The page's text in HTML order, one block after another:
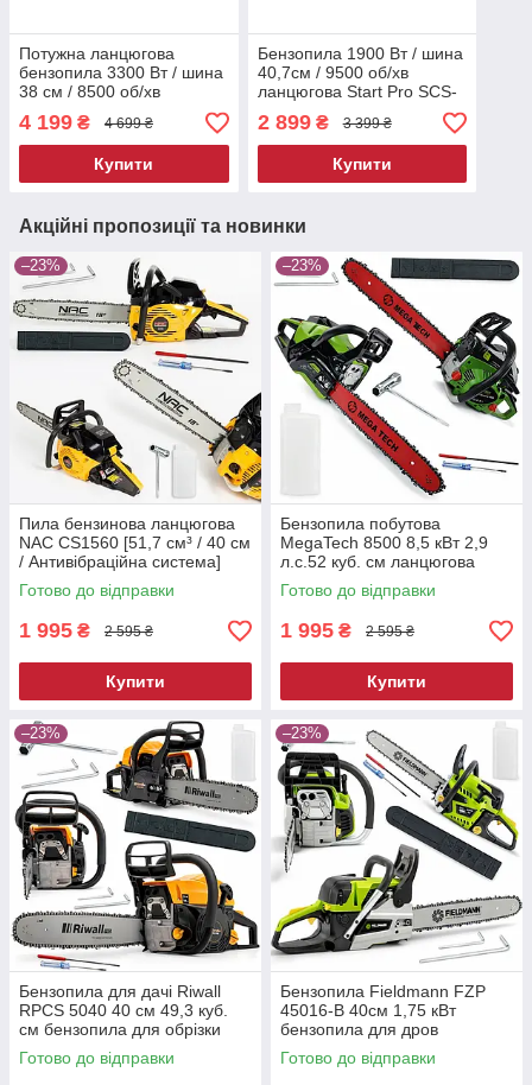
Потужна ланцюгова
бензопила 3300 Вт / шина
38 см / 8500 об/хв
4 199 ₴ 4 699 ₴
Купити
Бензопила 1900 Вт / шина
40,7см / 9500 об/хв
ланцюгова Start Pro SCS-
2 899₴ 3 399 ₴
Купити
Акційні пропозиції та новинки
–23%
Пила бензинова ланцюгова
NAC CS1560 [51,7 см³ / 40 см
/ Антивібраційна система]
Готово до відправки
1 995 ₴ 2 595 ₴
Купити
–23%
Бензопила побутова
MegaTech 8500 8,5 кВт 2,9
л.с.52 куб. см ланцюгова
пила 40 см
Готово до відправки
1 995 ₴ 2 595 ₴
Купити
–23%
Бензопила для дачі Riwall
RPCS 5040 40 см 49,3 куб.
см бензопила для обрізки
гілок
Готово до відправки
–23%
Бензопила Fieldmann FZP
45016-B 40см 1,75 кВт
бензопила для дров
ланцюгова бензопила
Готово до відправки